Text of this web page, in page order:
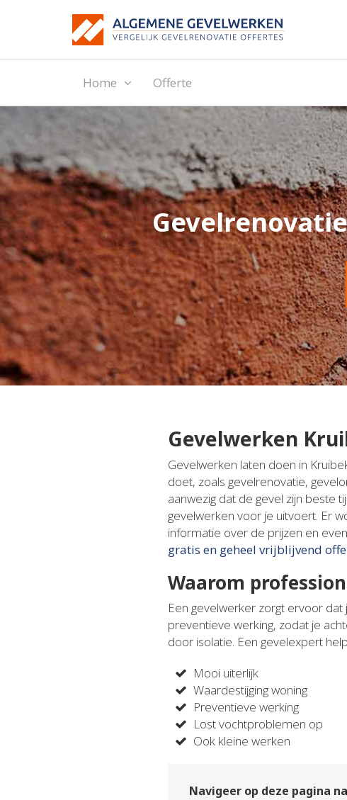
Home Offerte
Gevelwerken
Gevelwerken laten doen in
doet, zoals gevelrenovatie,
aanwezig dat de gevel zijn beste
gevelwerken voor je uitvoert. Er
informatie over de prijzen en
gratis en geheel vrijblijvend
Waarom
Een gevelwerker zorgt ervoor
preventieve werking, zodat je
door isolatie. Een gevelexpert
Mooi uiterlijk
Waardestijging woning
Preventieve werking
Lost vochtproblemen op
Ook kleine werken
Navigeer op deze pagina